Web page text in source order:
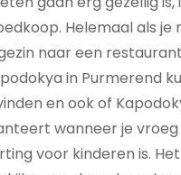
Helemaal als je
naar een
in Purmerend
en ook of
wanneer je
voor kinderen is.